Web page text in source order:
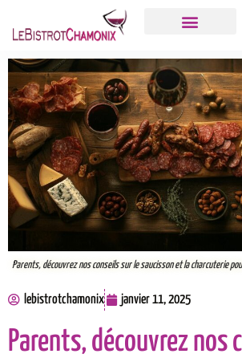
Parents, découvrez nos conseils sur le saucisson et la charcuterie
lebistrotchamonix janvier 11, 2025
Parents, découvrez nos